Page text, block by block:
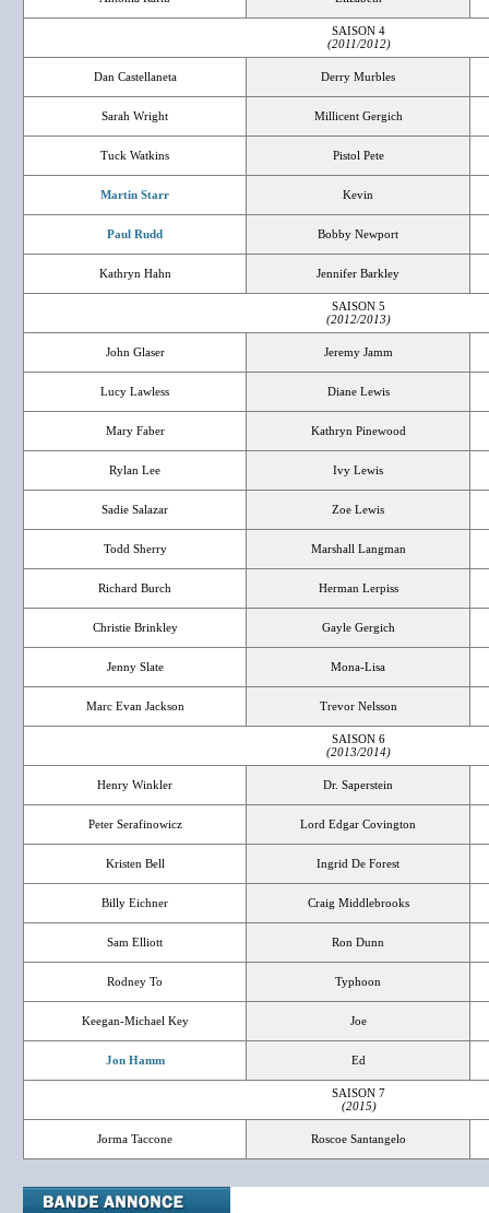
SAISON 4
(2011/2012)
Dan Castellaneta Derry Murbles
Sarah Wright Millicent Gergich
Tuck Watkins Pistol Pete
Martin Starr Kevin
Paul Rudd Bobby Newport
Kathryn Hahn Jennifer Barkley
SAISON 5
(2012/2013)
John Glaser Jeremy Jamm
Lucy Lawless Diane Lewis
Mary Faber Kathryn Pinewood
Rylan Lee Ivy Lewis
Sadie Salazar Zoe Lewis
Todd Sherry Marshall Langman
Richard Burch Herman Lerpiss
Christie Brinkley Gayle Gergich
Jenny Slate Mona-Lisa
Marc Evan Jackson Trevor Nelsson
SAISON 6
(2013/2014)
Henry Winkler Dr. Saperstein
Peter Serafinowicz Lord Edgar Covington
Kristen Bell Ingrid De Forest
Billy Eichner Craig Middlebrooks
Sam Elliott Ron Dunn
Rodney To Typhoon
Keegan-Michael Key Joe
Jon Hamm Ed
SAISON 7
(2015)
Jorma Taccone Roscoe Santangelo